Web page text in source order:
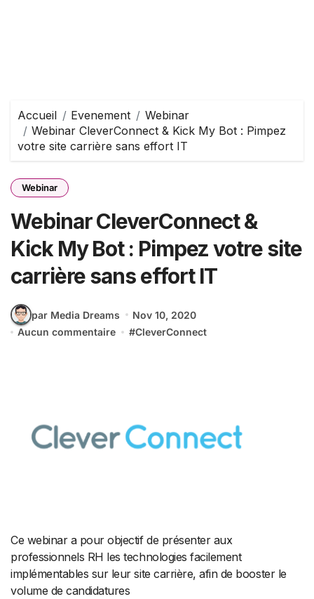
Accueil Evenement
Webinar
Webinar CleverConnect & Kick My Bot : Pimpez
votre site carrière sans effort IT
Webinar
Webinar CleverConnect &
Kick My Bot : Pimpez votre site
carrière sans effort IT
par Media Dreams
Nov 10, 2020
Aucun commentaire
#CleverConnect
Ce webinar a pour objectif de présenter aux
professionnels RH les technologies facilement
implémentables sur leur site carrière, afin de booster le
volume de candidatures